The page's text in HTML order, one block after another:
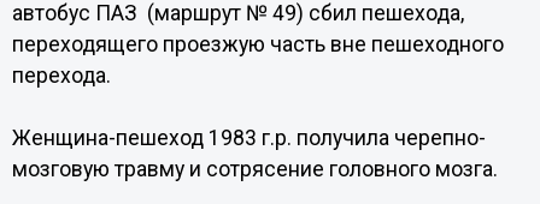
автобус ПАЗ (маршрут № 49) сбил пешехода,
переходящего проезжую часть вне пешеходного
перехода.
Женщина-пешеход 1983 г.р. получила черепно-
мозговую травму и сотрясение головного мозга.